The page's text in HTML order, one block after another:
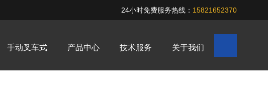
24小时免费服务热线： 15821652370
手动叉车式 产品中心 技术服务 关于我们